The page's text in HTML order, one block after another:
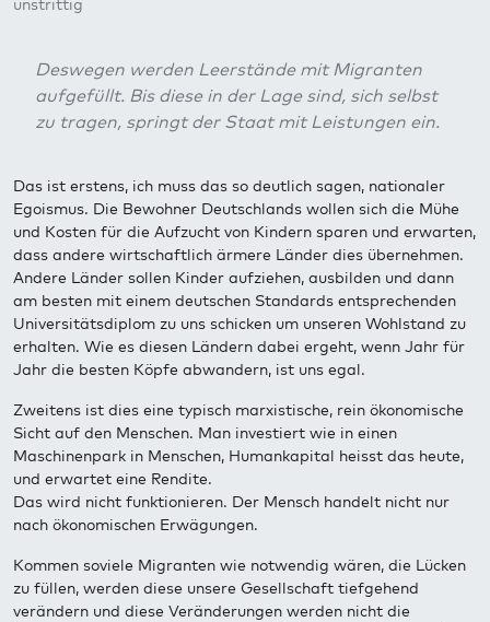
unstrittig
Deswegen werden Leerstände mit Migranten
aufgefüllt. Bis diese in der Lage sind, sich selbst
zu tragen, springt der Staat mit Leistungen ein.
Das ist erstens, ich muss das so deutlich sagen, nationaler
Egoismus. Die Bewohner Deutschlands wollen sich die Mühe
und Kosten für die Aufzucht von Kindern sparen und erwarten,
dass andere wirtschaftlich ärmere Länder dies übernehmen.
Andere Länder sollen Kinder aufziehen, ausbilden und dann
am besten mit einem deutschen Standards entsprechenden
Universitätsdiplom zu uns schicken um unseren Wohlstand zu
erhalten. Wie es diesen Ländern dabei ergeht, wenn Jahr für
Jahr die besten Köpfe abwandern, ist uns egal.
Zweitens ist dies eine typisch marxistische, rein ökonomische
Sicht auf den Menschen. Man investiert wie in einen
Maschinenpark in Menschen, Humankapital heisst das heute,
und erwartet eine Rendite.
Das wird nicht funktionieren. Der Mensch handelt nicht nur
nach ökonomischen Erwägungen.
Kommen soviele Migranten wie notwendig wären, die Lücken
zu füllen, werden diese unsere Gesellschaft tiefgehend
verändern und diese Veränderungen werden nicht die